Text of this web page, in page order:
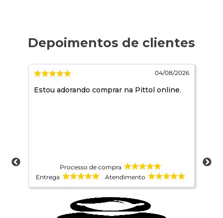
04/08/2026
Estou adorando comprar na Pittol online.
Processo de compra
Entrega
Atendimento